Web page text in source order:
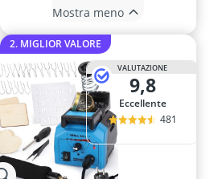
Mostra meno
2. MIGLIOR VALORE
VALUTAZIONE
9,8
Eccellente
481